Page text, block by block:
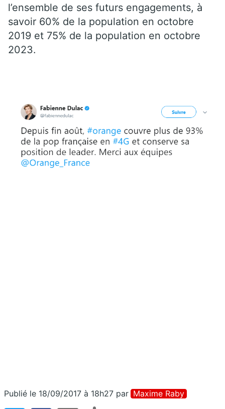
l’ensemble de ses futurs engagements, à
savoir 60% de la population en octobre
2019 et 75% de la population en octobre
2023.
Publié le 18/09/2017 à 18h27 par Maxime Raby